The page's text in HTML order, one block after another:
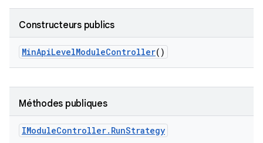
Constructeurs publics
MinApiLevelModuleController()
Méthodes publiques
IModuleController. RunStrategy